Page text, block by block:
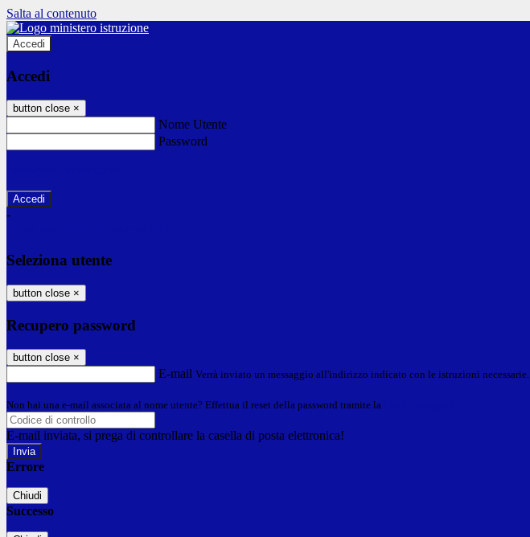
Salta al contenuto
Accedi
Accedi
button close ×
Nome Utente
Password
-
Seleziona utente
button close ×
Recupero password
button close ×
E-mail Verrà inviato un messaggio all'indirizzo indicato con le istruzioni necessarie.
Non hai una e-mail associata al nome utente? Effettua il reset della password tramite la
E-mail inviata, si prega di controllare la casella di posta elettronica!
Errore
Chiudi
Successo